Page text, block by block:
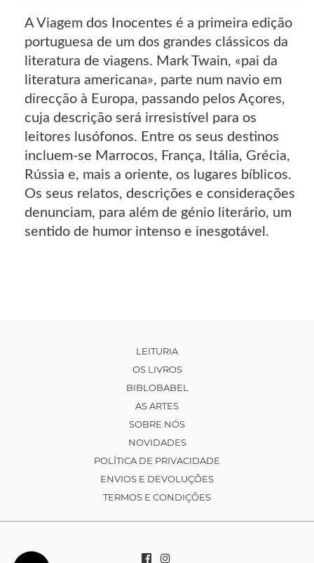
A Viagem dos Inocentes é a primeira edição
portuguesa de um dos grandes clássicos da
literatura de viagens. Mark Twain, «pai da
literatura americana», parte num navio em
direcção à Europa, passando pelos Açores,
cuja descrição será irresistível para os
leitores lusófonos. Entre os seus destinos
incluem-se Marrocos, França, Itália, Grécia,
Rússia e, mais a oriente, os lugares bíblicos.
Os seus relatos, descrições e considerações
denunciam, para além de génio literário, um
sentido de humor intenso e inesgotável.
LEITURIA
OS LIVROS
BIBLOBABEL
AS ARTES
SOBRE NÓS
NOVIDADES
POLÍTICA DE PRIVACIDADE
ENVIOS E DEVOLUÇÕES
TERMOS E CONDIÇÕES